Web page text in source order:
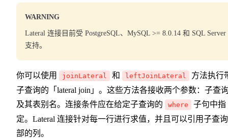
WARNING
Lateral 连接目前受 PostgreSQL、MySQL >= 8.0.14 和 SQL Server
支持。
你可以使用 joinLateral 和 leftJoinLateral
方法执行
子查询的「lateral join」。这些方法各接收两个参数：子查
及其表别名。连接条件应在给定子查询的
where
子句中指
定。Lateral 连接针对每一行进行求值，并且可以引用子查
部的列。